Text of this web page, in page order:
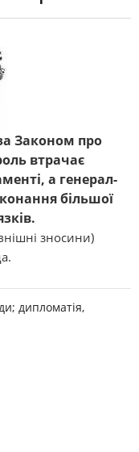
Законом про
втрачає
а генерал-
більшої
зносини)
дипломатія,